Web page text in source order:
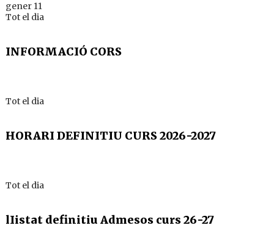
gener 11
Tot el dia
INFORMACIÓ CORS
Tot el dia
HORARI DEFINITIU CURS 2026-2027
Tot el dia
lIistat definitiu Admesos curs 26-27